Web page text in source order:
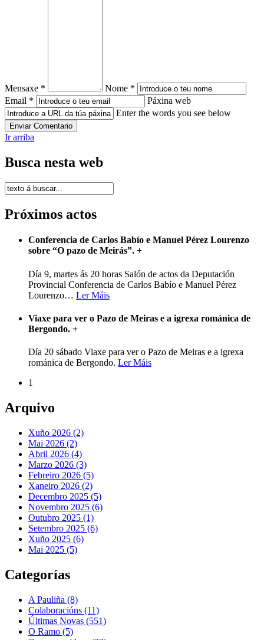
Mensaxe *
Nome *
Email *
Páxina web
Enter the words you see below
Ir arriba
Busca nesta web
Próximos actos
Conferencia de Carlos Babío e Manuel Pérez Lourenzo
sobre “O pazo de Meirás”. +
Día 9, martes ás 20 horas Salón de actos da Deputación
Provincial Conferencia de Carlos Babío e Manuel Pérez
Lourenzo… Ler Máis
Viaxe para ver o Pazo de Meiras e a igrexa románica de
Bergondo. +
Día 20 sábado Viaxe para ver o Pazo de Meiras e a igrexa
románica de Bergondo. Ler Máis
1
Arquivo
Xuño 2026 (2)
Mai 2026 (2)
Abril 2026 (4)
Marzo 2026 (3)
Febreiro 2026 (5)
Xaneiro 2026 (2)
Decembro 2025 (5)
Novembro 2025 (6)
Outubro 2025 (1)
Setembro 2025 (6)
Xuño 2025 (6)
Mai 2025 (5)
Categorías
A Pauliña (8)
Colaboracións (11)
Últimas Novas (551)
O Ramo (5)